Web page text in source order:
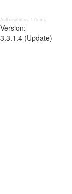
Aufbereitet in: 175 ms;
Version:
3.3.1.4 (Update)